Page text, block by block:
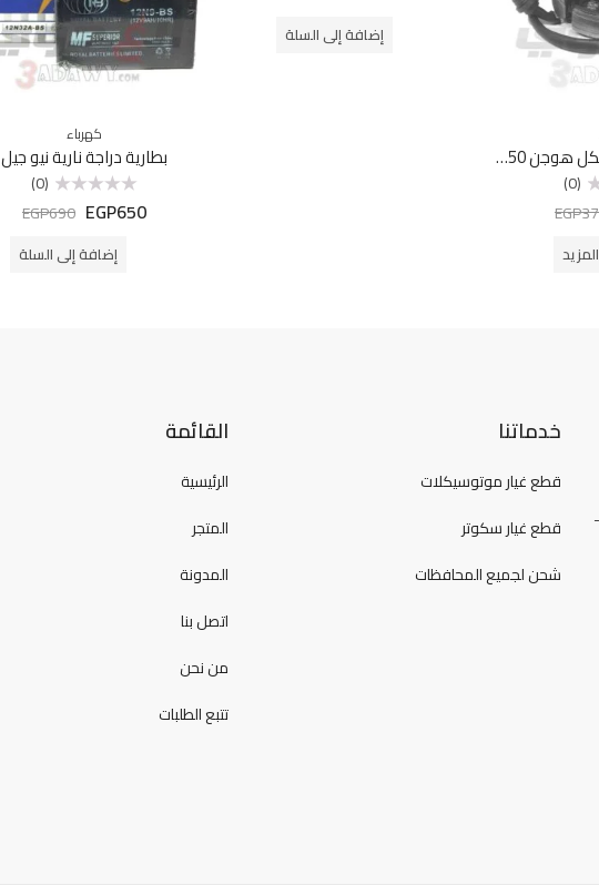
ملف كهرباء موتوسيكل هوجن F250
(0)
EGP
إضافة إلى السلة
كهرباء
بطارية دراجة نارية نيو جيل
التقييم
(0)
EGP650
EGP690
إضافة إلى السلة
خدماتنا
قطع غيار موتوسيكلات
قطع غيار سكوتر
شحن لجميع المحافظات
القائمة
الرئيسية
المتجر
المدونة
اتصل بنا
من نحن
تتبع الطلبات